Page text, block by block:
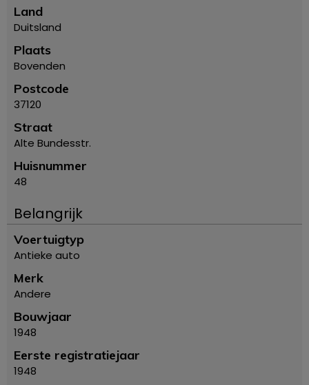
Land
Duitsland
Plaats
Bovenden
Postcode
37120
Straat
Alte Bundesstr.
Huisnummer
48
Belangrijk
Voertuigtyp
Antieke auto
Merk
Andere
Bouwjaar
1948
Eerste registratiejaar
1948